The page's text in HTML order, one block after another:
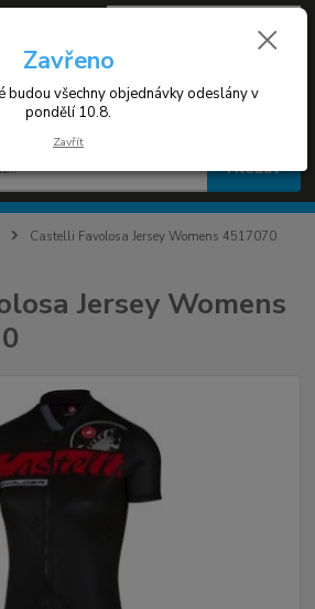
Menu
Hledat
0 Kč
Castelli Favolosa Jersey Womens 4517070
Jersey Womens
Zavřeno
budou všechny objednávky odeslány v
pondělí 10.8.
Zavřít